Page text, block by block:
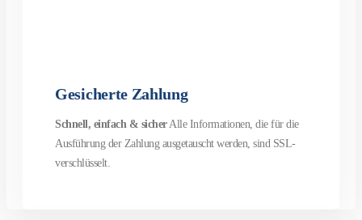
Gesicherte Zahlung
Schnell, einfach & sicherAlle Informationen, die für die
Ausführung der Zahlung ausgetauscht werden, sind SSL-
verschlüsselt.